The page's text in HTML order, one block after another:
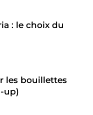
: le choix du
les bouillettes
up)